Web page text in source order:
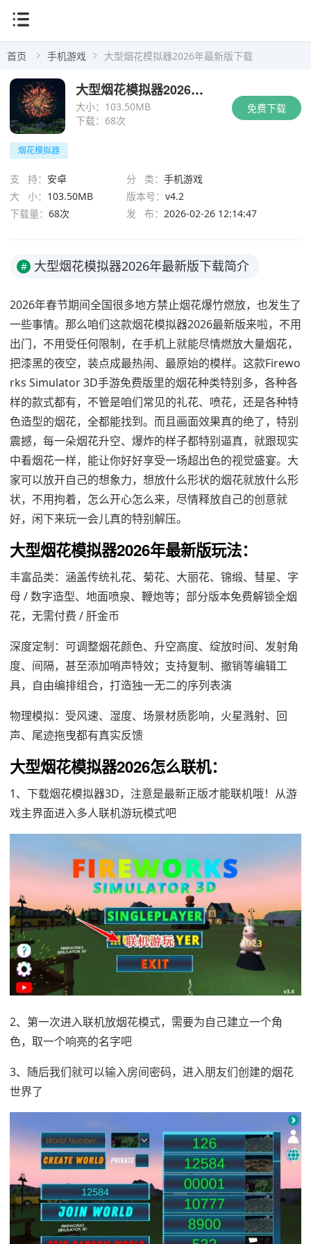
首页 手机游戏 大型烟花模拟器2026年最新版下载
免费下载
大小： 103.50MB
下载： 68次
大型烟花模拟器2026年最新版下载
烟花模拟器
支 持： 安卓 分 类： 手机游戏
大 小： 103.50MB 版本号： v4.2
下载量： 68次 发 布： 2026-02-26 12:14:47
# 大型烟花模拟器2026年最新版下载简介
2026年春节期间全国很多地方禁止烟花爆竹燃放，也发生了
一些事情。那么咱们这款烟花模拟器2026最新版来啦，不用
出门，不用受任何限制，在手机上就能尽情燃放大量烟花，
把漆黑的夜空，装点成最热闹、最原始的模样。这款Firewo
rks Simulator 3D手游免费版里的烟花种类特别多，各种各
样的款式都有，不管是咱们常见的礼花、喷花，还是各种特
色造型的烟花，全都能找到。而且画面效果真的绝了，特别
震撼，每一朵烟花升空、爆炸的样子都特别逼真，就跟现实
中看烟花一样，能让你好好享受一场超出色的视觉盛宴。大
家可以放开自己的想象力，想放什么形状的烟花就放什么形
状，不用拘着，怎么开心怎么来，尽情释放自己的创意就
好，闲下来玩一会儿真的特别解压。
大型烟花模拟器2026年最新版玩法：
丰富品类：涵盖传统礼花、菊花、大丽花、锦缎、彗星、字
母 / 数字造型、地面喷泉、鞭炮等；部分版本免费解锁全烟
花，无需付费 / 肝金币
深度定制：可调整烟花颜色、升空高度、绽放时间、发射角
度、间隔，甚至添加哨声特效；支持复制、撤销等编辑工
具，自由编排组合，打造独一无二的序列表演
物理模拟：受风速、湿度、场景材质影响，火星溅射、回
声、尾迹拖曳都有真实反馈
大型烟花模拟器2026怎么联机：
1、下载烟花模拟器3D，注意是最新正版才能联机哦！从游
戏主界面进入多人联机游玩模式吧
2、第一次进入联机放烟花模式，需要为自己建立一个角
色，取一个响亮的名字吧
3、随后我们就可以输入房间密码，进入朋友们创建的烟花
世界了